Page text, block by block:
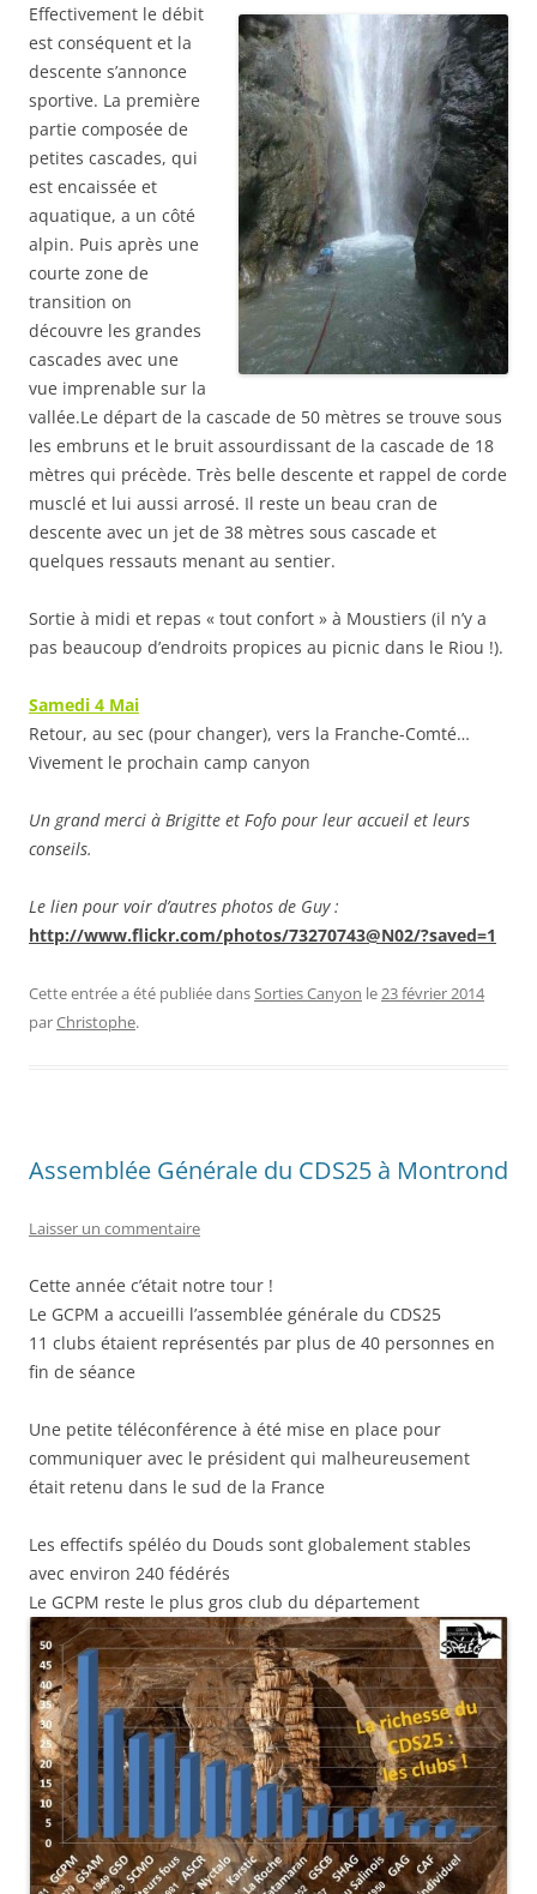
Effectivement le débit
est conséquent et la
descente s’annonce
sportive. La première
partie composée de
petites cascades, qui
est encaissée et
aquatique, a un côté
alpin. Puis après une
courte zone de
transition on
découvre les grandes
cascades avec une
vue imprenable sur la
vallée.Le départ de la cascade de 50 mètres se trouve sous
les embruns et le bruit assourdissant de la cascade de 18
mètres qui précède. Très belle descente et rappel de corde
musclé et lui aussi arrosé. Il reste un beau cran de
descente avec un jet de 38 mètres sous cascade et
quelques ressauts menant au sentier.
Sortie à midi et repas « tout confort » à Moustiers (il n’y a
pas beaucoup d’endroits propices au picnic dans le Riou !).
Samedi 4 Mai
Retour, au sec (pour changer), vers la Franche-Comté…
Vivement le prochain camp canyon
Un grand merci à Brigitte et Fofo pour leur accueil et leurs
conseils.
Le lien pour voir d’autres photos de Guy :
http://www.flickr.com/photos/73270743@N02/?saved=1
Cette entrée a été publiée dans Sorties Canyon le 23 février 2014
parChristophe.
Assemblée Générale du CDS25 à Montrond
Laisser un commentaire
Cette année c’était notre tour !
Le GCPM a accueilli l’assemblée générale du CDS25
11 clubs étaient représentés par plus de 40 personnes en
fin de séance
Une petite téléconférence à été mise en place pour
communiquer avec le président qui malheureusement
était retenu dans le sud de la France
Les effectifs spéléo du Douds sont globalement stables
avec environ 240 fédérés
Le GCPM reste le plus gros club du département